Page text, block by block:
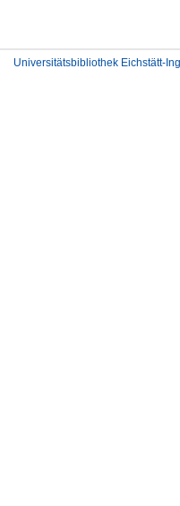
Universitätsbibliothek Eichstätt-